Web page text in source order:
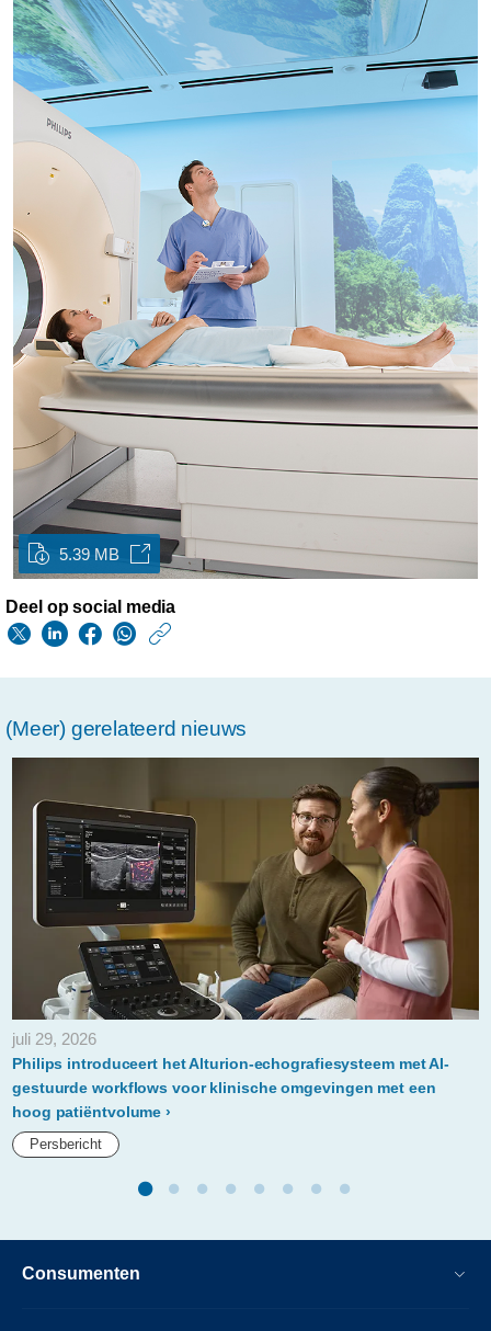
5.39 MB
Deel op social media
w/about/news/
maakt-
resultaten-
bekend-
van-
studie-
naar-
de-
patientervaring-
bij-
beeldvormend-
onderzoek.html
(Meer) gerelateerd nieuws
juli 29, 2026
Philips introduceert het Alturion-echografiesysteem met AI-
gestuurde workflows voor klinische omgevingen met een
hoog patiëntvolume
Persbericht
Consumenten